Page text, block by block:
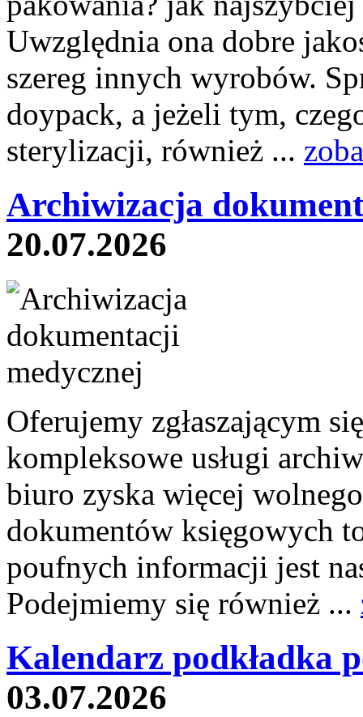
Uwzględnia ona dobre
szereg innych wyrobów.
doypack, a jeżeli tym,
sterylizacji, również ...
Archiwizacja
20.07.2026
Oferujemy zgłaszającym
kompleksowe usługi
biuro zyska więcej
dokumentów księgowych
poufnych informacji jest
Podejmiemy się również ...
Kalendarz podkładka
03.07.2026